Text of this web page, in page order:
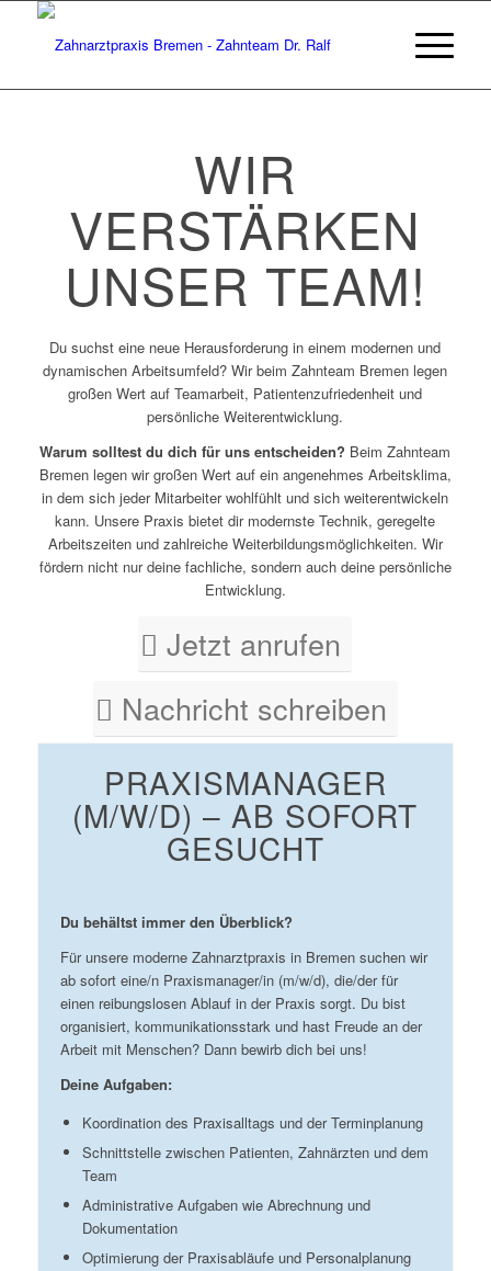
WIR
VERSTÄRKEN
UNSER TEAM!
Du suchst eine neue Herausforderung in einem modernen und
dynamischen Arbeitsumfeld? Wir beim Zahnteam Bremen legen
großen Wert auf Teamarbeit, Patientenzufriedenheit und
persönliche Weiterentwicklung.
Warum solltest du dich für uns entscheiden? Beim Zahnteam
Bremen legen wir großen Wert auf ein angenehmes Arbeitsklima,
in dem sich jeder Mitarbeiter wohlfühlt und sich weiterentwickeln
kann. Unsere Praxis bietet dir modernste Technik, geregelte
Arbeitszeiten und zahlreiche Weiterbildungsmöglichkeiten. Wir
fördern nicht nur deine fachliche, sondern auch deine persönliche
Entwicklung.
Jetzt anrufen
Nachricht schreiben
PRAXISMANAGER
(M/W/D) – AB SOFORT
GESUCHT
Du behältst immer den Überblick?
Für unsere moderne Zahnarztpraxis in Bremen suchen wir
ab sofort eine/n Praxismanager/in (m/w/d), die/der für
einen reibungslosen Ablauf in der Praxis sorgt. Du bist
organisiert, kommunikationsstark und hast Freude an der
Arbeit mit Menschen? Dann bewirb dich bei uns!
Deine Aufgaben:
Koordination des Praxisalltags und der Terminplanung
Schnittstelle zwischen Patienten, Zahnärzten und dem
Team
Administrative Aufgaben wie Abrechnung und
Dokumentation
Optimierung der Praxisabläufe und Personalplanung